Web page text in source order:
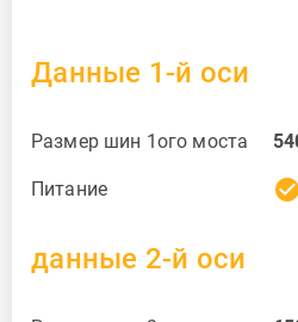
Данные 1-й оси
Размер шин 1ого моста
Питание check_circle
данные 2-й оси